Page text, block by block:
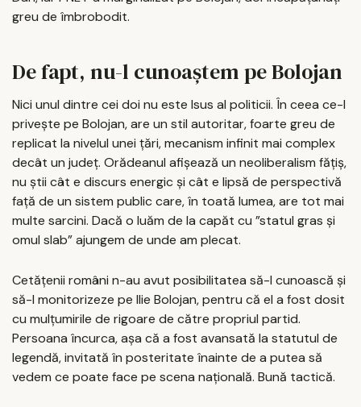
greu de îmbrobodit.
De fapt, nu-l cunoaștem pe Bolojan
Nici unul dintre cei doi nu este Isus al politicii. În ceea ce-l
privește pe Bolojan, are un stil autoritar, foarte greu de
replicat la nivelul unei țări, mecanism infinit mai complex
decât un județ. Orădeanul afișează un neoliberalism fățiș,
nu știi cât e discurs energic și cât e lipsă de perspectivă
față de un sistem public care, în toată lumea, are tot mai
multe sarcini. Dacă o luăm de la capăt cu ”statul gras și
omul slab” ajungem de unde am plecat.
Cetățenii români n-au avut posibilitatea să-l cunoască și
să-l monitorizeze pe Ilie Bolojan, pentru că el a fost dosit
cu mulțumirile de rigoare de către propriul partid.
Persoana încurca, așa că a fost avansată la statutul de
legendă, invitată în posteritate înainte de a putea să
vedem ce poate face pe scena națională. Bună tactică.